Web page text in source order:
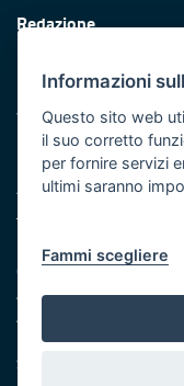
Redazione
Protezione civile
Vai al sito di
Iniziativa finanziata
Asse XI
Note legali
Cookie e privacy
Amministrazione
Atti di notifica
Feed RSS
Servizi Intranet
Informazioni
Questo sito web
il suo corretto
per fornire servizi
ultimi saranno
Fammi scegliere